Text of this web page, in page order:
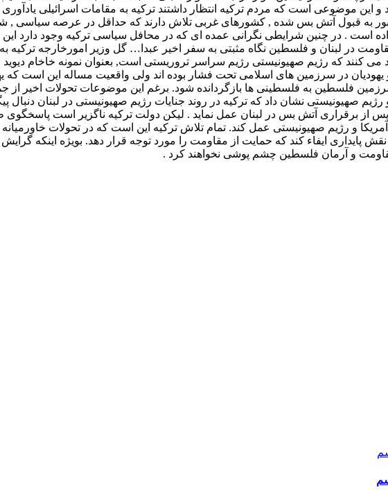
و این موضوعی است که مردم ترکیه انتظار داشتند ترکیه به مقامات اسرائیلی
به قبول آتش بس شده , کشورهای غربی تلاش دارند که حداقل در عرصه سیاسی ,
است . در چنین شرایطی نگرانی عمده ای که در محافل سیاسی ترکیه وجود دارد
در لبنان و فلسطین نگاه مثبتی به سفر اخیر عبدا… گل وزیر امورخارجه ترکیه
می کنند که رژیم صهیونیستی رژیم سراسر تروریستی است, بعنوان نمونه خاخام
یهودیان در سرزمین های اسلامی تحت فشار بوده اند ولی واقعیت مساله این است
فلسطین به فلسطینی ها بازگردانده شود. برغم این موضوعات تحولات اخیر از
صهیونیستی نشان داد که ترکیه در روند جنایات رژیم صهیونیستی در لبنان دنبال
پس از برقراری آتش بس در لبنان عمل نماید . لیکن دولت ترکیه ناگزیر است
و رژیم صهیونیستی عمل کند. تمام تلاش ترکیه این است که در تحولات خاورمیانه
نقش پایداری ایفاء کند که حمایت از مقاومت را مورد توجه قرار دهد. بویژه اینکه
و آرمان فلسطین چشم پوشی نخواهند کرد .